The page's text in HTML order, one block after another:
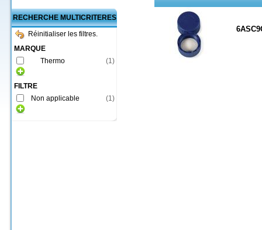
RECHERCHE MULTICRITERES
Réinitialiser les filtres.
MARQUE
Thermo
(1)
FILTRE
Non applicable
(1)